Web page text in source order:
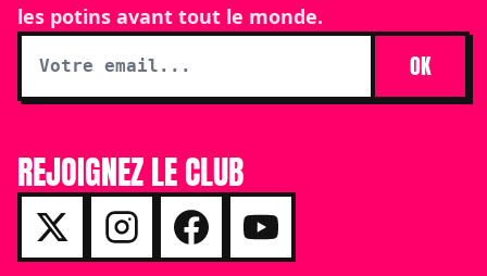
les potins avant tout le monde.
OK
REJOIGNEZ LE CLUB